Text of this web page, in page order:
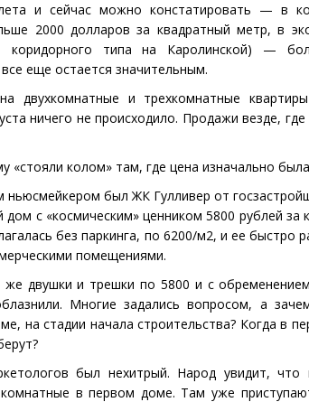
и сейчас можно констатировать — в
2000 долларов за квадратный метр, в
коридорного типа на Каролинской) —
еще остается значительным.
двухкомнатные и трехкомнатные
ничего не происходило. Продажи везде,
«стояли колом» там, где цена изначально
ньюсмейкером был ЖК Гулливер от
дом с «космическим» ценником 5800 рублей
без паркинга, по 6200/м2, и ее быстро
помещениями.
двушки и трешки по 5800 и с
Многие задались вопросом, а
на стадии начала строительства? Когда в
был нехитрый. Народ увидит,
комнатные в первом доме. Там уже